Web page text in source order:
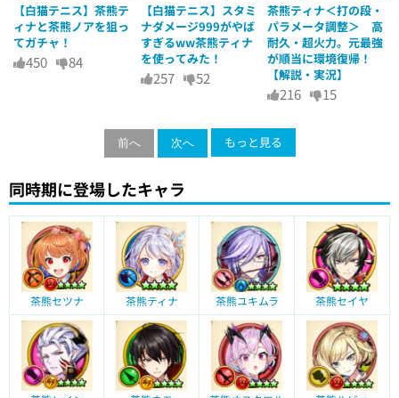
【白猫テニス】茶熊テ
ィナと茶熊ノアを狙っ
てガチャ！
450 84
【白猫テニス】スタミ
ナダメージ999がやば
すぎるww茶熊ティナ
を使ってみた！
257 52
茶熊ティナ＜打の段・
パラメータ調整＞ 高
耐久・超火力。元最強
が順当に環境復帰！
【解説・実況】
216 15
前へ 次へ もっと見る
同時期に登場したキャラ
茶熊セツナ 茶熊ティナ 茶熊ユキムラ 茶熊セイヤ